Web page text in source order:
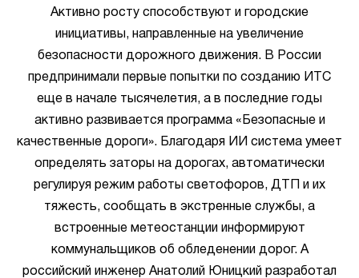
Активно росту способствуют и городские
инициативы, направленные на увеличение
безопасности дорожного движения. В России
предпринимали первые попытки по созданию ИТС
еще в начале тысячелетия, а в последние годы
активно развивается программа «Безопасные и
качественные дороги». Благодаря ИИ система умеет
определять заторы на дорогах, автоматически
регулируя режим работы светофоров, ДТП и их
тяжесть, сообщать в экстренные службы, а
встроенные метеостанции информируют
коммунальщиков об обледенении дорог. А
российский инженер Анатолий Юницкий разработал